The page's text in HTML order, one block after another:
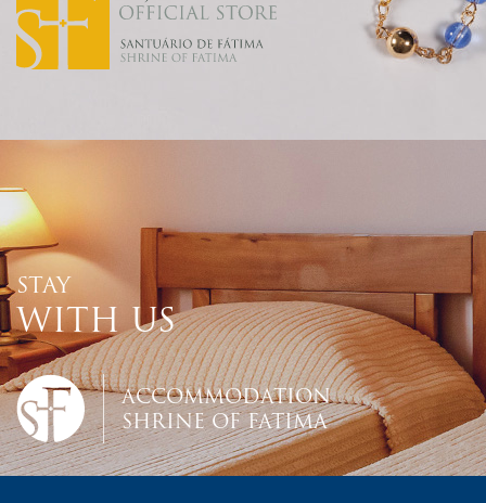
STAY
WITH US
ACCOMMODATION
SHRINE OF FATIMA